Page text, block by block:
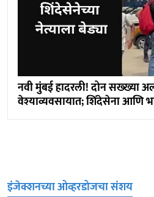
नवी मुंबई हादरली! दोन सख्ख्या
वेश्याव्यवसायात; शिंदेसेना आणि
इंजेक्शनच्या ओव्हरडोजचा संशय